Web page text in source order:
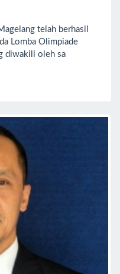
telah berhasil
Lomba Olimpiade
diwakili oleh sa